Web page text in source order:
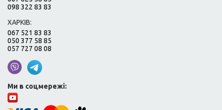
098 322 83 83
ХАРКІВ:
067 521 83 83
050 377 58 85
057 727 08 08
Ми в соцмережі: